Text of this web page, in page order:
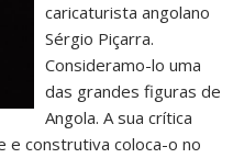
caricaturista angolano
Sérgio Piçarra.
Consideramo-lo uma
das grandes figuras de
Angola. A sua crítica
e construtiva coloca-o no